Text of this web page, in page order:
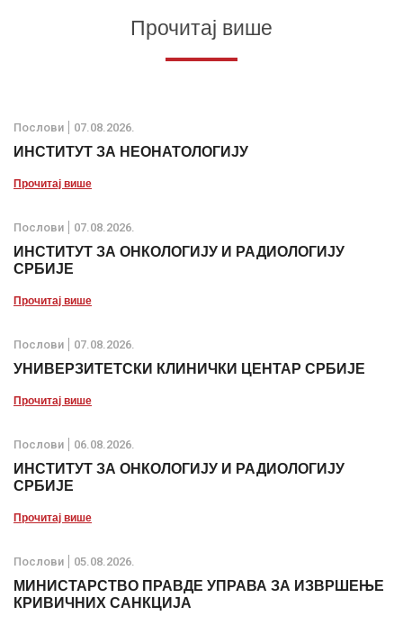
Прочитај више
Послови 07.08.2026.
ИНСТИТУТ ЗА НЕОНАТОЛОГИЈУ
Прочитај више
Послови 07.08.2026.
ИНСТИТУТ ЗА ОНКОЛОГИЈУ И РАДИОЛОГИЈУ
СРБИЈЕ
Прочитај више
Послови 07.08.2026.
УНИВЕРЗИТЕТСКИ КЛИНИЧКИ ЦЕНТАР СРБИЈЕ
Прочитај више
Послови 06.08.2026.
ИНСТИТУТ ЗА ОНКОЛОГИЈУ И РАДИОЛОГИЈУ
СРБИЈЕ
Прочитај више
Послови 05.08.2026.
МИНИСТАРСТВО ПРАВДЕ УПРАВА ЗА ИЗВРШЕЊЕ
КРИВИЧНИХ САНКЦИЈА